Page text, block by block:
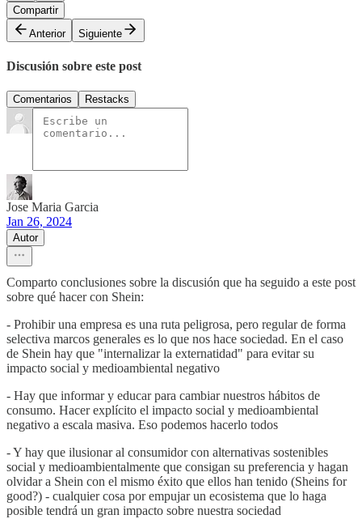
Compartir
Anterior
Siguiente
Discusión sobre este post
Comentarios Restacks
Jose Maria Garcia
Jan 26, 2024
Autor
Comparto conclusiones sobre la discusión que ha seguido a este post
sobre qué hacer con Shein:
- Prohibir una empresa es una ruta peligrosa, pero regular de forma
selectiva marcos generales es lo que nos hace sociedad. En el caso
de Shein hay que "internalizar la externatidad" para evitar su
impacto social y medioambiental negativo
- Hay que informar y educar para cambiar nuestros hábitos de
consumo. Hacer explícito el impacto social y medioambiental
negativo a escala masiva. Eso podemos hacerlo todos
- Y hay que ilusionar al consumidor con alternativas sostenibles
social y medioambientalmente que consigan su preferencia y hagan
olvidar a Shein con el mismo éxito que ellos han tenido (Sheins for
good?) - cualquier cosa por empujar un ecosistema que lo haga
posible tendrá un gran impacto sobre nuestra sociedad